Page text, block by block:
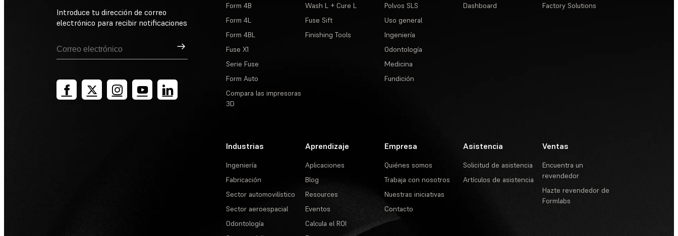
Introduce tu dirección de correo
electrónico para recibir notificaciones
Suscribirse
Form 4B
Form 4L
Form 4BL
Fuse X1
Serie Fuse
Form Auto
Compara las impresoras
3D
Wash L + Cure L
Fuse Sift
Finishing Tools
Polvos SLS
Uso general
Ingeniería
Odontología
Medicina
Fundición
Dashboard
Factory Solutions
Industrias
Ingeniería
Fabricación
Sector automovilístico
Sector aeroespacial
Odontología
Aprendizaje
Aplicaciones
Blog
Resources
Eventos
Calcula el ROI
Empresa
Quiénes somos
Trabaja con nosotros
Nuestras iniciativas
Contacto
Asistencia
Solicitud de asistencia
Artículos de asistencia
Ventas
Encuentra un
revendedor
Hazte revendedor de
Formlabs